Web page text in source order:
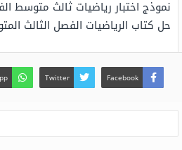
حل كتاب الرياضيات الفصل الثالث
Facebook
Twitter